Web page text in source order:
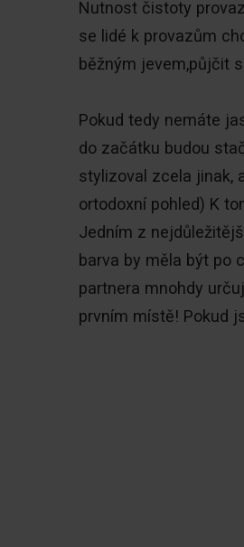
Nutnost čistoty
se lidé k provazům
běžným jevem,půjčit
Pokud tedy nemáte
do začátku budou
stylizoval zcela jinak,
ortodoxní pohled) K
Jedním z
barva by měla být po
partnera mnohdy
prvním místě! Pokud